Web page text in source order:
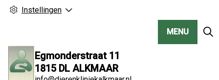
Instellingen
Egmonderstraat 11
1815 DL ALKMAAR
MENU